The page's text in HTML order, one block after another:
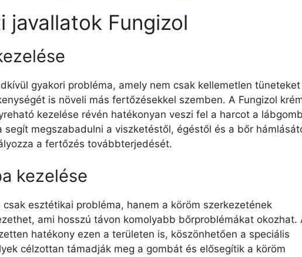
javallatok Fungizol
gyakori probléma, amely nem csak kellemetlen tüneteket
is növeli más fertőzésekkel szemben. A Fungizol
kezelése révén hatékonyan veszi fel a harcot a
segít megszabadulni a viszketéstől, égéstől és a bőr
a fertőzés továbbterjedését.
kezelése
esztétikai probléma, hanem a köröm szerkezetének
ami hosszú távon komolyabb bőrproblémákat okozhat.
hatékony ezen a területen is, köszönhetően a speciális
célzottan támadják meg a gombát és elősegítik a köröm